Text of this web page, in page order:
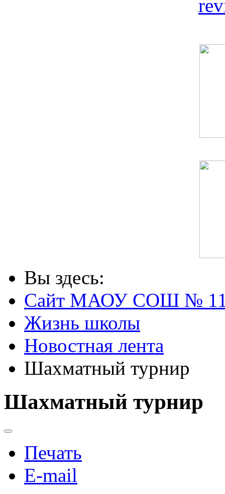
Вы здесь:
Сайт МАОУ СОШ №
Жизнь школы
Новостная лента
Шахматный турнир
Шахматный турнир
Печать
E-mail